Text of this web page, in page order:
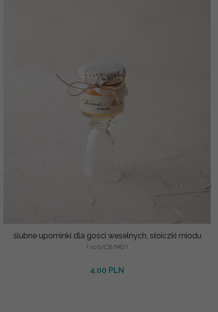
ślubne upominki dla gości weselnych, słoiczki miodu
( 100/CB/MD )
4.00 PLN